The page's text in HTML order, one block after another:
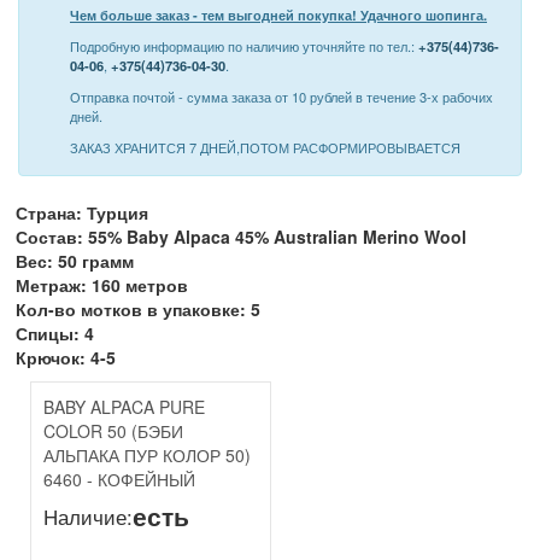
Чем больше заказ - тем выгодней покупка! Удачного шопинга.
Подробную информацию по наличию уточняйте по тел.: +375(44)736-
04-06, +375(44)736-04-30.
Отправка почтой - сумма заказа от 10 рублей в течение 3-х рабочих
дней.
ЗАКАЗ ХРАНИТСЯ 7 ДНЕЙ,ПОТОМ РАСФОРМИРОВЫВАЕТСЯ
Страна: Турция
Состав: 55% Baby Alpaca 45% Australian Merino Wool
Вес: 50 грамм
Метраж: 160 метров
Кол-во мотков в упаковке: 5
Спицы: 4
Крючок: 4-5
BABY ALPACA PURE
COLOR 50 (БЭБИ
АЛЬПАКА ПУР КОЛОР 50)
6460 - КОФЕЙНЫЙ
Наличие:есть